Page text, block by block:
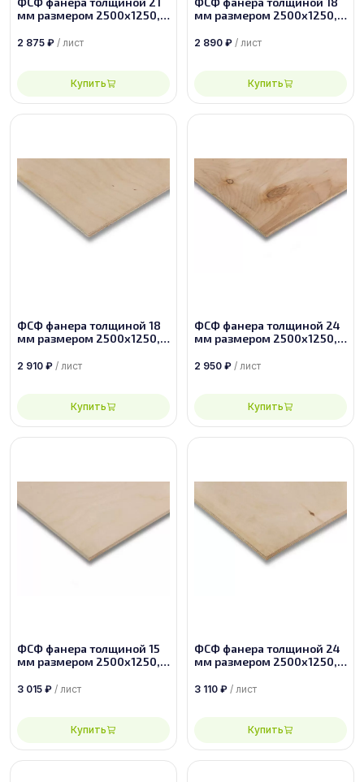
мм размером 2500х1250,
2 875 ₽ / лист
Купить
мм размером 2500х1250,
2 890 ₽ / лист
Купить
ФСФ фанера толщиной 18
мм размером 2500х1250,
2 910 ₽ / лист
Купить
ФСФ фанера толщиной 24
мм размером 2500х1250,
2 950 ₽ / лист
Купить
ФСФ фанера толщиной 15
мм размером 2500х1250,
3 015 ₽ / лист
Купить
ФСФ фанера толщиной 24
мм размером 2500х1250,
3 110 ₽ / лист
Купить